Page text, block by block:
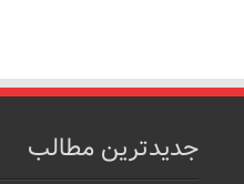
جدیدترین مطالب